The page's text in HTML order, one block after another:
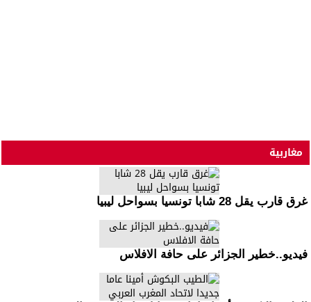
مغاربية
غرق قارب يقل 28 شابا تونسيا بسواحل ليبيا
فيديو..خطير الجزائر على حافة الافلاس